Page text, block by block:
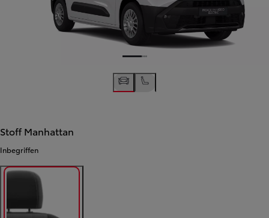
Stoff Manhattan
Inbegriffen